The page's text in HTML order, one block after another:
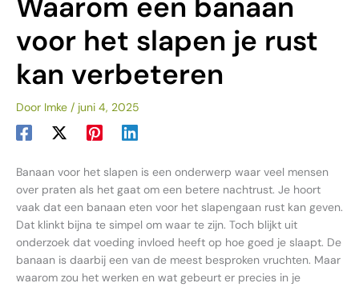
voor het slapen je rust
kan verbeteren
Door Imke / juni 4, 2025
Banaan voor het slapen is een onderwerp waar veel mensen
over praten als het gaat om een betere nachtrust. Je hoort
vaak dat een banaan eten voor het slapengaan rust kan geven.
Dat klinkt bijna te simpel om waar te zijn. Toch blijkt uit
onderzoek dat voeding invloed heeft op hoe goed je slaapt. De
banaan is daarbij een van de meest besproken vruchten. Maar
waarom zou het werken en wat gebeurt er precies in je